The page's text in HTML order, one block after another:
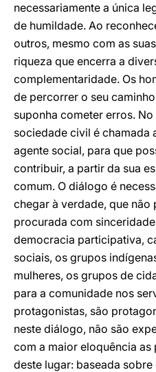
necessariamente a única
de humildade. Ao
outros, mesmo com as
riqueza que encerra a
complementaridade. Os
de percorrer o seu
suponha cometer erros.
sociedade civil é chamada
agente social, para que
contribuir, a partir da sua
comum. O diálogo é
chegar à verdade, que não
procurada com
democracia participativa,
sociais, os grupos
mulheres, os grupos de
para a comunidade nos
protagonistas, são
neste diálogo, não são
com a maior eloquência
deste lugar: baseada